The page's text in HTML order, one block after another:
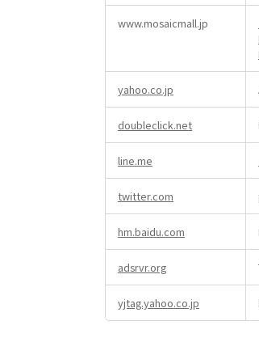
ケ
グ・
告
ク
www.mosaicmall.jp
yahoo.co.jp
doubleclick.net
line.me
twitter.com
hm.baidu.com
adsrvr.org
yjtag.yahoo.co.jp